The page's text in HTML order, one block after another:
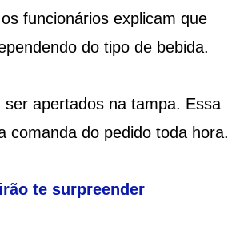
funcionários explicam que
do tipo de bebida.
apertados na tampa. Essa
comanda do pedido toda hora.
te surpreender